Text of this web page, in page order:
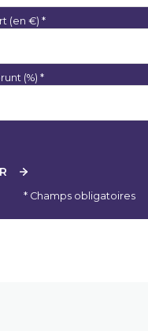
(en €) *
(%) *
* Champs obligatoires